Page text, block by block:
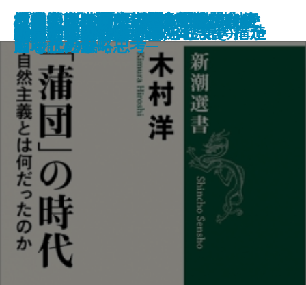
海軍士官たちの太平洋戦争
弁慶─創られた豪傑─
社会が壊れるその前に―メアリ・
ダグラスの人類学―
蕪村─「日常の美」の発見者─
日本人の精神II 「おのずから」
の歴史意識
日本人はなぜ家で靴を脱ぐのか─
土足禁止の精神史─
日本人の精神I 権威と空気の構造
日本──没落か再生か─時代精神と
アニマルスピリッツ─
日本史はいかに物語られてきたか
楔形文字が語る古代オリエント─
都市と文明の興亡史─
書籍電子書籍あり
「蒲団」の時代─自然主義とは何
だったのか─
プーチンの歴史認識─隠された意
図を読み解く─
危機の三十年─冷戦後秩序はなぜ
崩壊したか─
私の明治時代史
私の幕末維新史
悪党たちのソ連帝国
百年の短歌
論争 大坂の陣
地経学とは何か─経済が武器化す
る時代の戦略思考─
90歳、男のひとり暮らし